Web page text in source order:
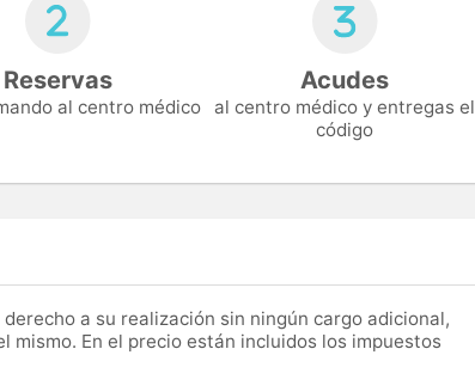
Reservas
al centro médico
Acudes
al centro médico y entregas el
código
a su realización sin ningún cargo adicional,
mismo. En el precio están incluidos los impuestos